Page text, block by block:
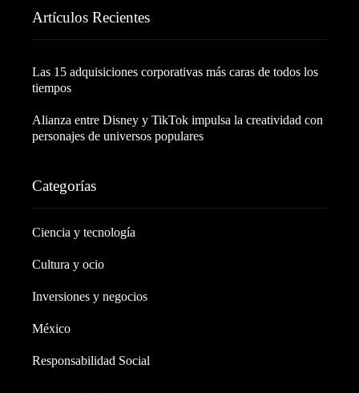
Artículos Recientes
Las 15 adquisiciones corporativas más caras de todos los
tiempos
Alianza entre Disney y TikTok impulsa la creatividad con
personajes de universos populares
Categorías
Ciencia y tecnología
Cultura y ocio
Inversiones y negocios
México
Responsabilidad Social